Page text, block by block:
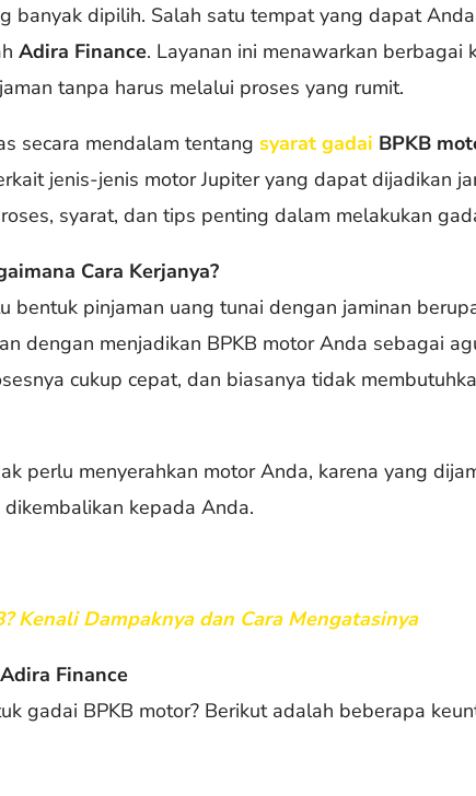
banyak dipilih. Salah satu tempat yang dapat
Adira Finance. Layanan ini menawarkan berbagai
tanpa harus melalui proses yang rumit.
secara mendalam tentang syarat gadai BPKB
jenis-jenis motor Jupiter yang dapat dijadikan
syarat, dan tips penting dalam melakukan
Cara Kerjanya?
bentuk pinjaman uang tunai dengan jaminan
dengan menjadikan BPKB motor Anda sebagai
cukup cepat, dan biasanya tidak
perlu menyerahkan motor Anda, karena yang
dikembalikan kepada Anda.
Kenali Dampaknya dan Cara Mengatasinya
Finance
gadai BPKB motor? Berikut adalah beberapa